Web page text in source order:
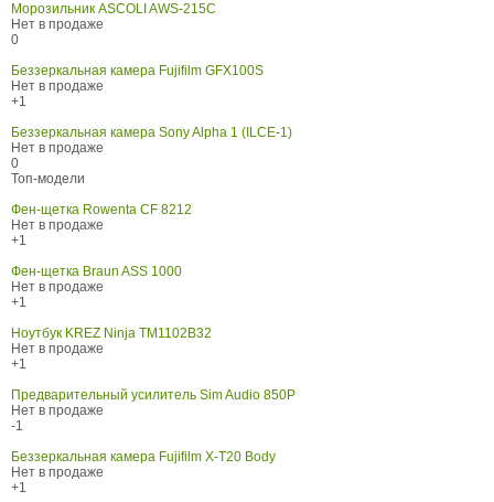
Морозильник ASCOLI AWS-215C
Нет в продаже
0
Беззеркальная камера Fujifilm GFX100S
Нет в продаже
+1
Беззеркальная камера Sony Alpha 1 (ILCE-1)
Нет в продаже
0
Топ-модели
Фен-щетка Rowenta CF 8212
Нет в продаже
+1
Фен-щетка Braun ASS 1000
Нет в продаже
+1
Ноутбук KREZ Ninja TM1102B32
Нет в продаже
+1
Предварительный усилитель Sim Audio 850P
Нет в продаже
-1
Беззеркальная камера Fujifilm X-T20 Body
Нет в продаже
+1